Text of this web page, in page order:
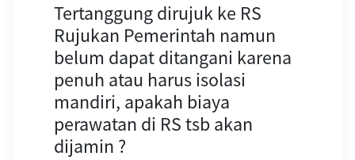
Tertanggung dirujuk ke RS
Rujukan Pemerintah namun
belum dapat ditangani karena
penuh atau harus isolasi
mandiri, apakah biaya
perawatan di RS tsb akan
dijamin ?